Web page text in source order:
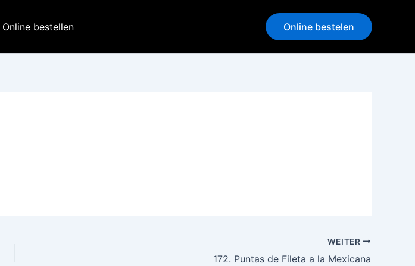
Online bestellen Online bestelen
WEITER
172. Puntas de Fileta a la Mexicana